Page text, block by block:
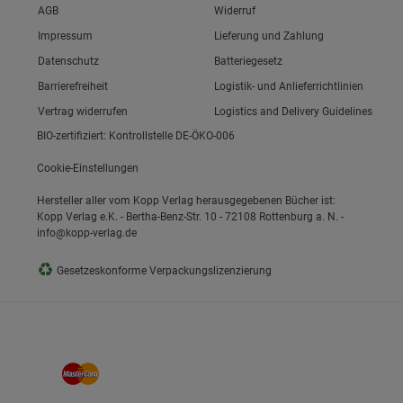
Link zum/zur
AGB
Link zum/zur
Impressum
Link zum/zur
Datenschutz
Link zum/zur
Barrierefreiheit
Vertrag widerrufen
Widerruf
Lieferung und Zahlung
Batteriegesetz
Logistik- und Anlieferrichtlinien
Logistics and Delivery Guidelines
BIO-zertifiziert: Kontrollstelle DE-ÖKO-006
Cookie-Einstellungen
Hersteller aller vom Kopp Verlag herausgegebenen Bücher ist:
Kopp Verlag e.K. - Bertha-Benz-Str. 10 - 72108 Rottenburg a. N. -
info@kopp-verlag.de
♻ Gesetzeskonforme Verpackungslizenzierung
Gruppe